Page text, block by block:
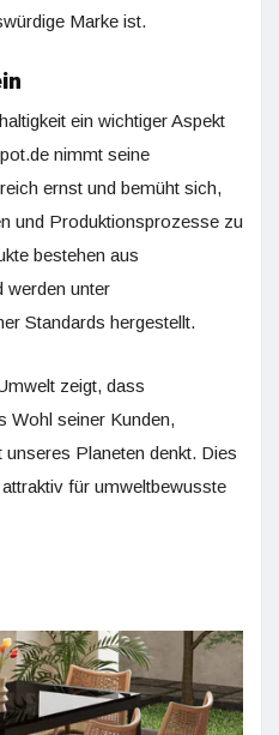
Marke ist.
ein wichtiger Aspekt
nimmt seine
ernst und bemüht sich,
und Produktionsprozesse zu
bestehen aus
werden unter
Standards hergestellt.
zeigt, dass
Wohl seiner Kunden,
Planeten denkt. Dies
für umweltbewusste